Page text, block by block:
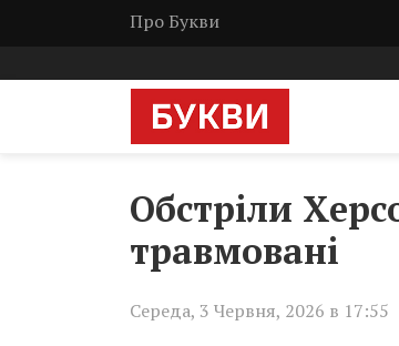
Про Букви
Обстріли
травмовані
Середа, 3 Червня, 2026 в 17:55